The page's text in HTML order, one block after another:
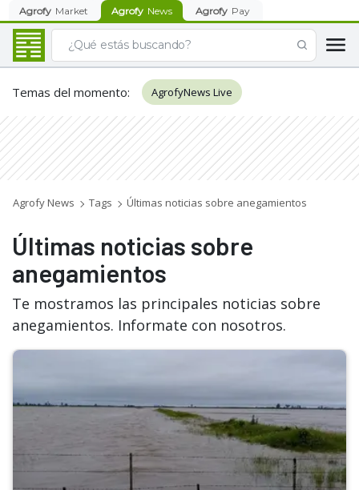
Agrofy Market Agrofy News Agrofy Pay
Temas del momento: AgrofyNews Live
Agrofy News Tags Últimas noticias sobre anegamientos
Últimas noticias sobre
anegamientos
Te mostramos las principales noticias sobre
anegamientos. Informate con nosotros.